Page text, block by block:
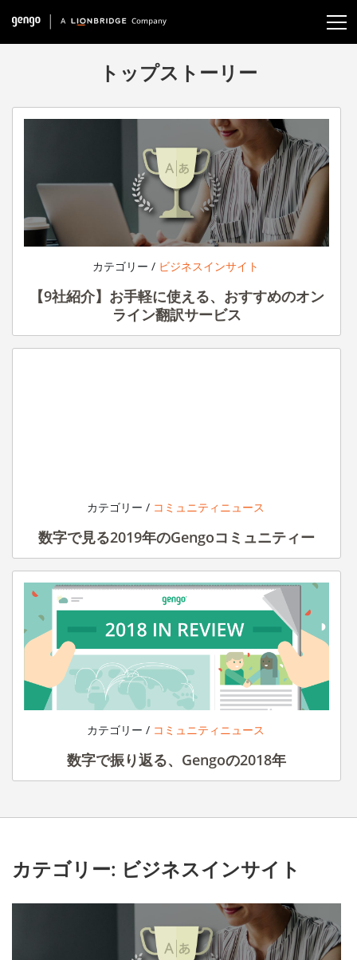
トップストーリー
カテゴリー /ビジネスインサイト
【9社紹介】お手軽に使える、おすすめのオン
ライン翻訳サービス
カテゴリー /コミュニティニュース
数字で見る2019年のGengoコミュニティー
カテゴリー /コミュニティニュース
数字で振り返る、Gengoの2018年
カテゴリー: ビジネスインサイト